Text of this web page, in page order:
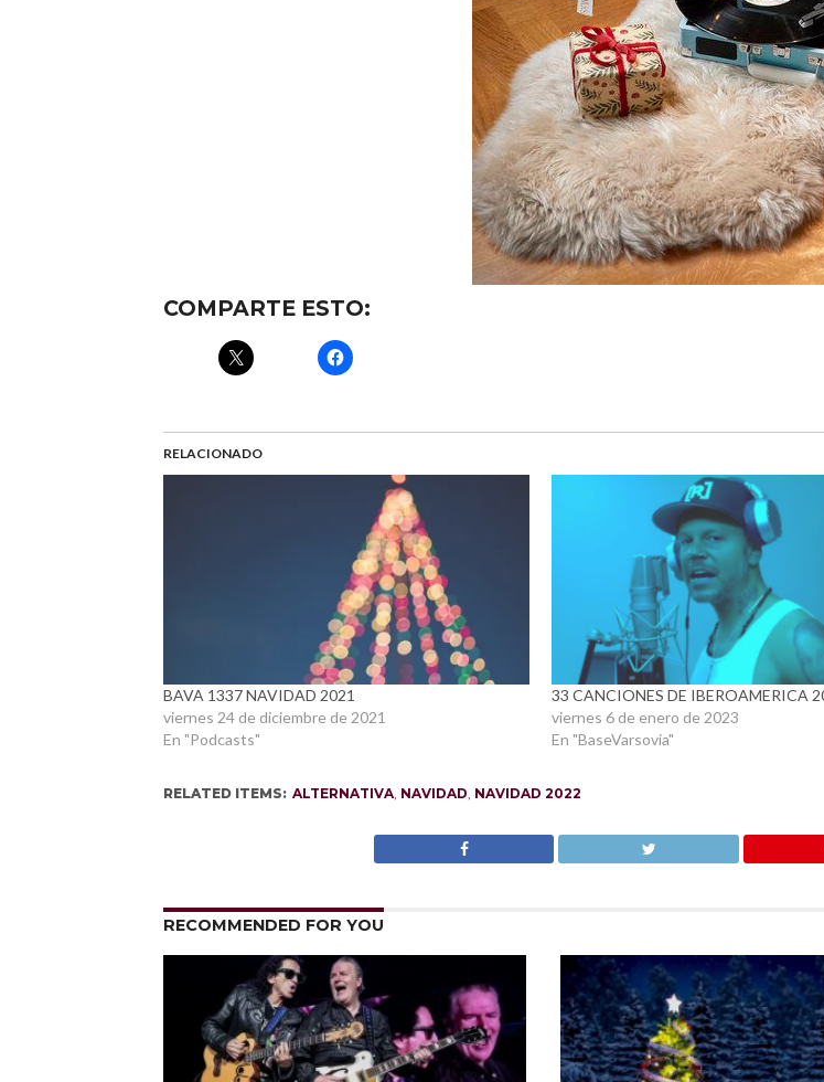
COMPARTE ESTO:
RELACIONADO
BAVA 1337 NAVIDAD 2021
viernes 24 de diciembre de 2021
En "Podcasts"
33 CANCIONES DE IBEROAMERICA
viernes 6 de enero de 2023
En "BaseVarsovia"
RELATED ITEMS: ALTERNATIVA, NAVIDAD, NAVIDAD 2022
RECOMMENDED FOR YOU